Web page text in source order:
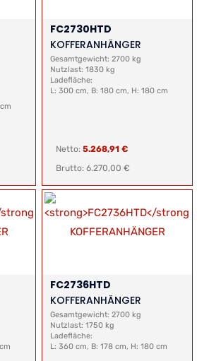
FC2730HTD
KOFFERANHÄNGER
Gesamtgewicht: 2700 kg
Nutzlast: 1830 kg
Ladefläche:
L: 300 cm, B: 180 cm, H: 180 cm
Netto: 5.268,91 €
Brutto: 6.270,00 €
FC2736HTD
KOFFERANHÄNGER
Gesamtgewicht: 2700 kg
Nutzlast: 1750 kg
Ladefläche:
L: 360 cm, B: 178 cm, H: 180 cm